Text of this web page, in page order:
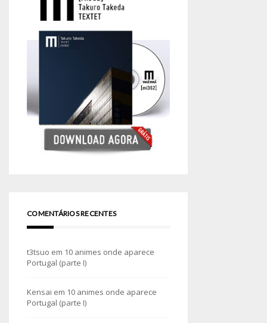
COMENTÁRIOS RECENTES
t3tsuo em 10 animes onde aparece
Portugal (parte I)
Kensai em 10 animes onde aparece
Portugal (parte I)